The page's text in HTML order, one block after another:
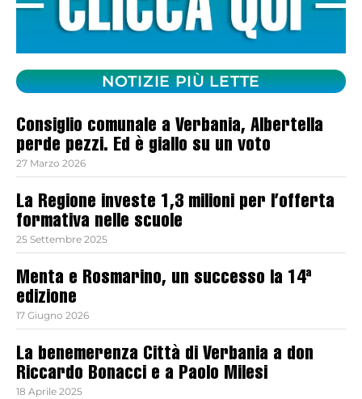
NOTIZIE PIÙ LETTE
Consiglio comunale a Verbania, Albertella
perde pezzi. Ed è giallo su un voto
27 Marzo 2026
La Regione investe 1,3 milioni per l’offerta
formativa nelle scuole
25 Settembre 2025
Menta e Rosmarino, un successo la 14ª
edizione
17 Giugno 2026
La benemerenza Città di Verbania a don
Riccardo Bonacci e a Paolo Milesi
18 Aprile 2025